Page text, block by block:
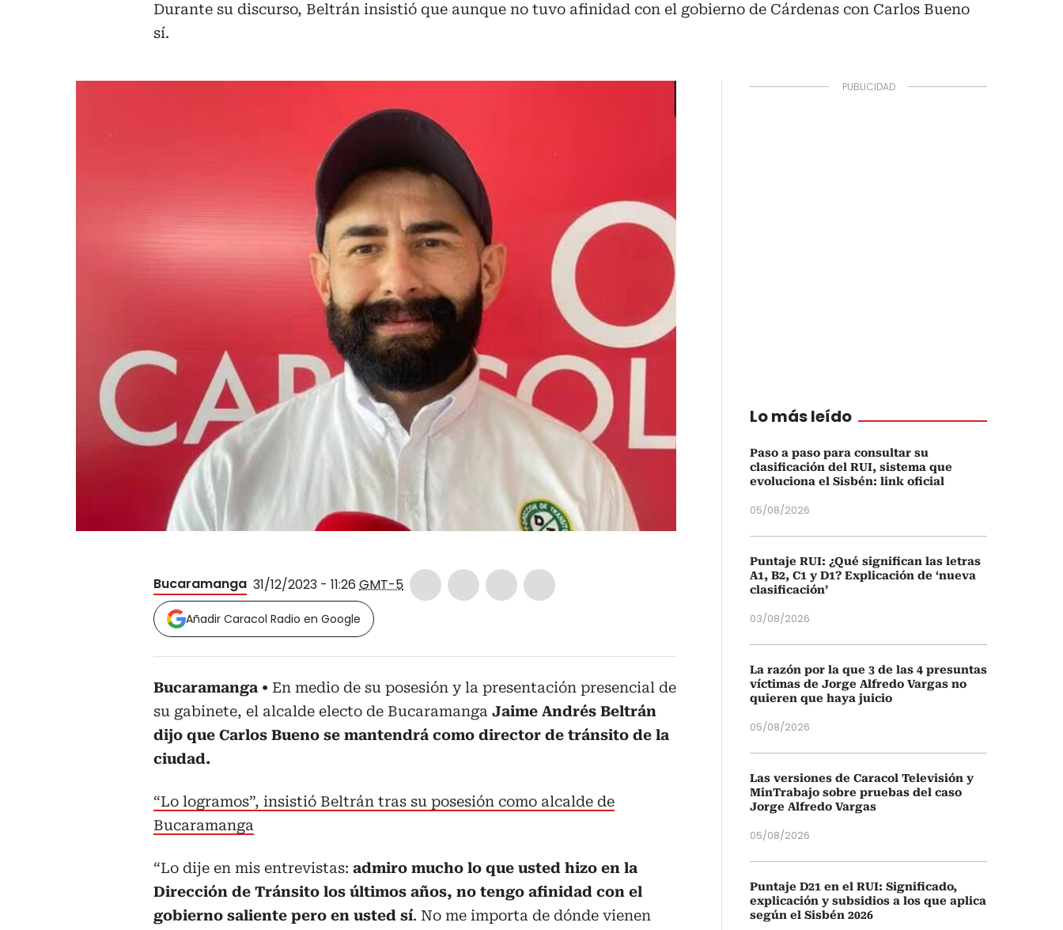
Durante su discurso, Beltrán insistió que aunque no tuvo afinidad con el gobierno de Cárdenas con Carlos Bueno
sí.
Bucaramanga 31/12/2023 - 11:26 GMT-5
Añadir Caracol Radio en Google
Bucaramanga
En medio de su posesión y la presentación presencial de
su gabinete, el alcalde electo de Bucaramanga Jaime Andrés Beltrán
dijo que Carlos Bueno se mantendrá como director de tránsito de la
ciudad.
“Lo logramos”, insistió Beltrán tras su posesión como alcalde de
Bucaramanga
“Lo dije en mis entrevistas: admiro mucho lo que usted hizo en la
Dirección de Tránsito los últimos años, no tengo afinidad con el
gobierno saliente pero en usted sí. No me importa de dónde vienen
Lo más leído
Paso a paso para consultar su
clasificación del RUI, sistema que
evoluciona el Sisbén: link oficial
05/08/2026
Puntaje RUI: ¿Qué significan las letras
A1, B2, C1 y D1? Explicación de ‘nueva
clasificación’
03/08/2026
La razón por la que 3 de las 4 presuntas
víctimas de Jorge Alfredo Vargas no
quieren que haya juicio
05/08/2026
Las versiones de Caracol Televisión y
MinTrabajo sobre pruebas del caso
Jorge Alfredo Vargas
05/08/2026
Puntaje D21 en el RUI: Significado,
explicación y subsidios a los que aplica
según el Sisbén 2026